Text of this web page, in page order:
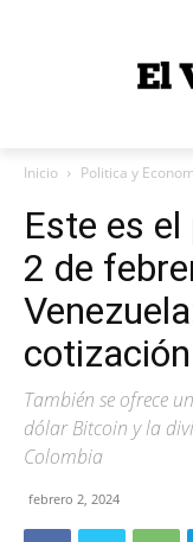
Inicio Politica y
Este es
2 de
También se ofrece
dólar Bitcoin y la
Colombia
febrero 2, 2024